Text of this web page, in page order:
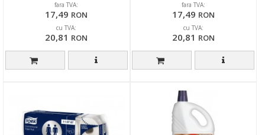
fara TVA:
17,49 RON
cu TVA:
20,81 RON
fara TVA:
17,49 RON
cu TVA:
20,81 RON